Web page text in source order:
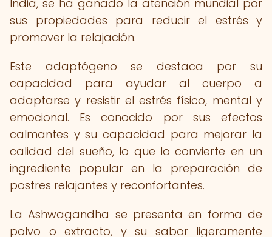
India, se ha ganado la atención mundial por
sus propiedades para reducir el estrés y
promover la relajación.
Este adaptógeno se destaca por su
capacidad para ayudar al cuerpo a
adaptarse y resistir el estrés físico, mental y
emocional. Es conocido por sus efectos
calmantes y su capacidad para mejorar la
calidad del sueño, lo que lo convierte en un
ingrediente popular en la preparación de
postres relajantes y reconfortantes.
La Ashwagandha se presenta en forma de
polvo o extracto, y su sabor ligeramente